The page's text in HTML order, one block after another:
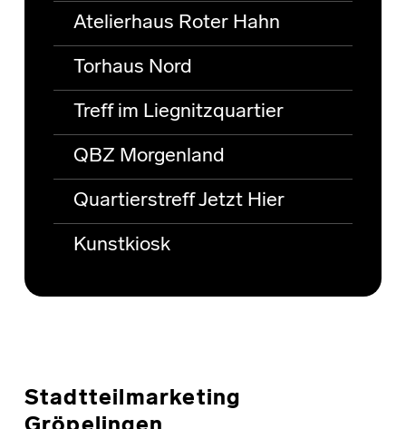
Atelierhaus Roter Hahn
Torhaus Nord
Treff im Liegnitzquartier
QBZ Morgenland
Quartierstreff Jetzt Hier
Kunstkiosk
Stadtteilmarketing